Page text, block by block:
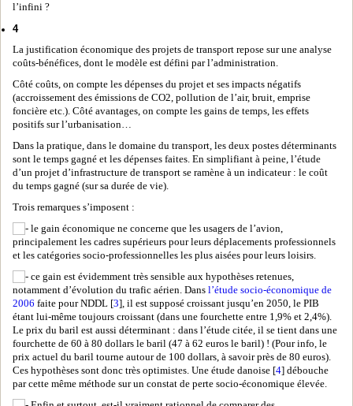
l’infini ?
4
La justification économique des projets de transport repose sur une analyse
coûts-bénéfices, dont le modèle est défini par l’administration.
Côté coûts, on compte les dépenses du projet et ses impacts négatifs
(accroissement des émissions de CO2, pollution de l’air, bruit, emprise
foncière etc.). Côté avantages, on compte les gains de temps, les effets
positifs sur l’urbanisation…
Dans la pratique, dans le domaine du transport, les deux postes déterminants
sont le temps gagné et les dépenses faites. En simplifiant à peine, l’étude
d’un projet d’infrastructure de transport se ramène à un indicateur : le coût
du temps gagné (sur sa durée de vie).
Trois remarques s’imposent :
le gain économique ne concerne que les usagers de l’avion,
principalement les cadres supérieurs pour leurs déplacements professionnels
et les catégories socio-professionnelles les plus aisées pour leurs loisirs.
ce gain est évidemment très sensible aux hypothèses retenues,
notamment d’évolution du trafic aérien. Dans l’étude socio-économique de
2006 faite pour NDDL [3], il est supposé croissant jusqu’en 2050, le PIB
étant lui-même toujours croissant (dans une fourchette entre 1,9% et 2,4%).
Le prix du baril est aussi déterminant : dans l’étude citée, il se tient dans une
fourchette de 60 à 80 dollars le baril (47 à 62 euros le baril) ! (Pour info, le
prix actuel du baril tourne autour de 100 dollars, à savoir près de 80 euros).
Ces hypothèses sont donc très optimistes. Une étude danoise [4] débouche
par cette même méthode sur un constat de perte socio-économique élevée.